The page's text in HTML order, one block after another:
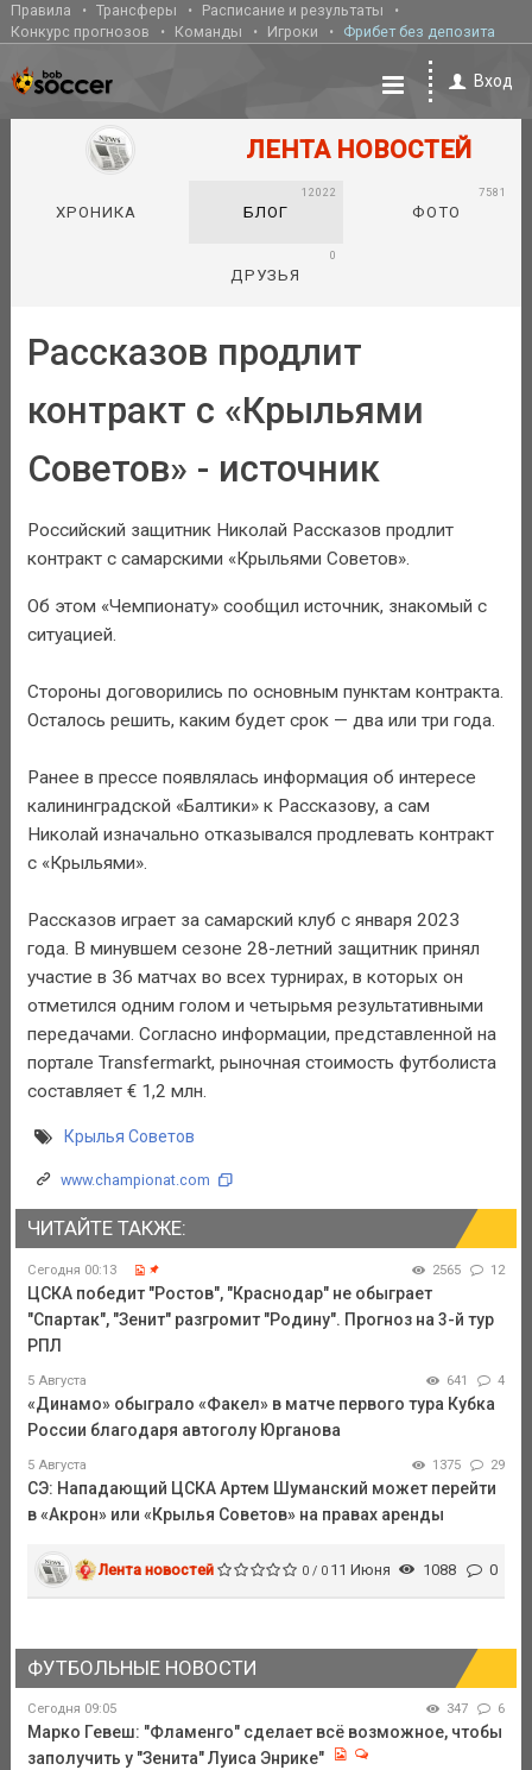
Правила Трансферы
Расписание и результаты
Конкурс прогнозов
Команды Игроки Фрибет без депозита
Вход
ЛЕНТА НОВОСТЕЙ
ХРОНИКА БЛОГ
12022
ФОТО
7581
ДРУЗЬЯ
0
Рассказов продлит
контракт с «Крыльями
Советов» - источник
Российский защитник Николай Рассказов продлит
контракт с самарскими «Крыльями Советов».
Об этом «Чемпионату» сообщил источник, знакомый с
ситуацией.
Стороны договорились по основным пунктам контракта.
Осталось решить, каким будет срок — два или три года.
Ранее в прессе появлялась информация об интересе
калининградской «Балтики» к Рассказову, а сам
Николай изначально отказывался продлевать контракт
с «Крыльями».
Рассказов играет за самарский клуб с января 2023
года. В минувшем сезоне 28-летний защитник принял
участие в 36 матчах во всех турнирах, в которых он
отметился одним голом и четырьмя результативными
передачами. Согласно информации, представленной на
портале Transfermarkt, рыночная стоимость футболиста
составляет € 1,2 млн.
Крылья Советов
www.championat.com
ЧИТАЙТЕ ТАКЖЕ:
Сегодня 00:13 2565 12
ЦСКА победит "Ростов", "Краснодар" не обыграет
"Спартак", "Зенит" разгромит "Родину". Прогноз на 3-й тур
РПЛ
5 Августа 641 4
«Динамо» обыграло «Факел» в матче первого тура Кубка
России благодаря автоголу Юрганова
5 Августа 1375 29
СЭ: Нападающий ЦСКА Артем Шуманский может перейти
в «Акрон» или «Крылья Советов» на правах аренды
Лента новостей 0 / 0 11 Июня 1088 0
ФУТБОЛЬНЫЕ НОВОСТИ
Сегодня 09:05 347 6
Марко Гевеш: "Фламенго" сделает всё возможное, чтобы
заполучить у "Зенита" Луиса Энрике"